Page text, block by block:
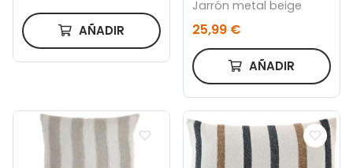
AÑADIR
Jarrón metal beige
25,99 €
AÑADIR